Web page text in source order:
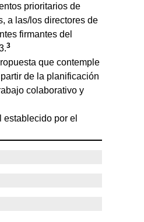
prioritarios de
a las/los directores de
firmantes del
3
que contemple
de la planificación
colaborativo y
por el